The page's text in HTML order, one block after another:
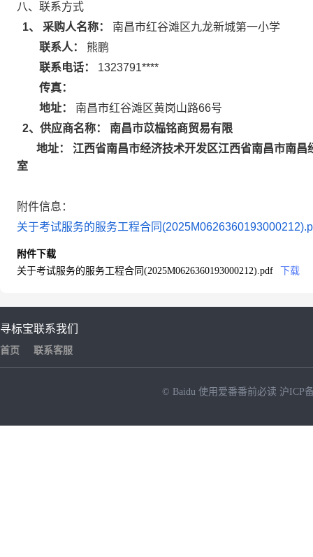
八、联系方式
1、 采购人名称：
南昌市红谷滩区九龙新城第一小学
联系人：
熊鹏
联系电话：
1323791****
传真：
地址：
南昌市红谷滩区黄岗山路66号
2、供应商名称： 南昌市苡榀铭商贸易有限
地址： 江西省南昌市经济技术开发区江西省南昌市南
室
附件信息：
关于考试服务的服务工程合同
附件下载
关于考试服务的服务工程合同(2025M0626360193000212).pdf
下载
寻标宝
首页
联系我们
联系客服
© Baidu 使用爱番番前必读 沪ICP